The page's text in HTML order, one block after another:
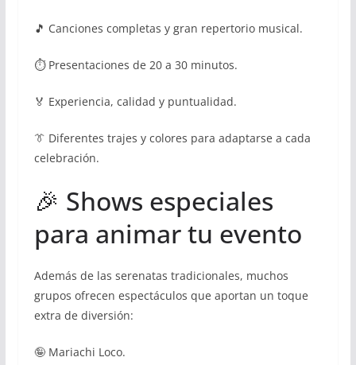
🎵 Canciones completas y gran repertorio musical.
⏱ Presentaciones de 20 a 30 minutos.
🏅 Experiencia, calidad y puntualidad.
👔 Diferentes trajes y colores para adaptarse a cada
celebración.
🎉 Shows especiales
para animar tu evento
Además de las serenatas tradicionales, muchos
grupos ofrecen espectáculos que aportan un toque
extra de diversión:
🤪 Mariachi Loco.